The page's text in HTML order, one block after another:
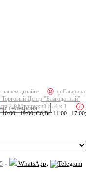
вашем дизайне
пр.Гагарина
Торговый Центр "Благодатный"
пр.2-й Муринский д.34 к.1
- 19:00; Сб,Вс: 11:00 - 17:00;
- WhatsApp,